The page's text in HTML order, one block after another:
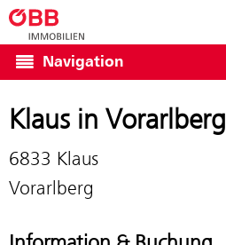
Navigation
Klaus in Vorarlberg
6833 Klaus
Vorarlberg